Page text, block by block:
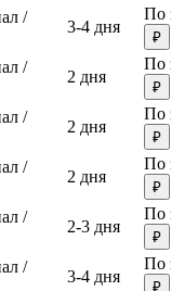
/
3-4 дня
По
₽
/
2 дня
По
₽
/
2 дня
По
₽
/
2 дня
По
₽
/
2-3 дня
По
₽
/
3-4 дня
По
₽